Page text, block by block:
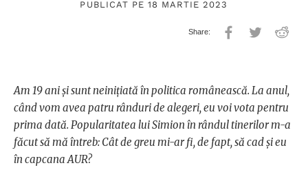
PUBLICAT PE 18 MARTIE 2023
Am 19 ani și sunt neinițiată în politica românească. La anul,
când vom avea patru rânduri de alegeri, eu voi vota pentru
prima dată. Popularitatea lui Simion în rândul tinerilor m-a
făcut să mă întreb: Cât de greu mi-ar fi, de fapt, să cad și eu
în capcana AUR?